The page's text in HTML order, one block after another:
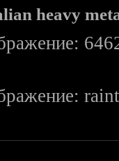
heavy